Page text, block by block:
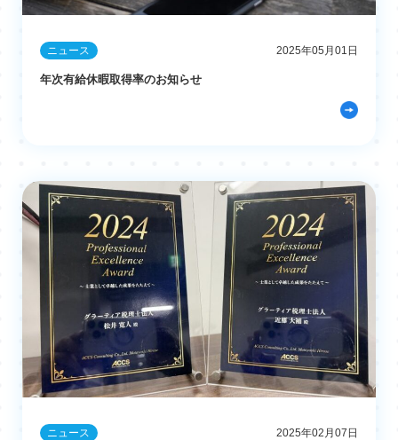
ニュース 2025年05月01日
年次有給休暇取得率のお知らせ
ニュース 2025年02月07日